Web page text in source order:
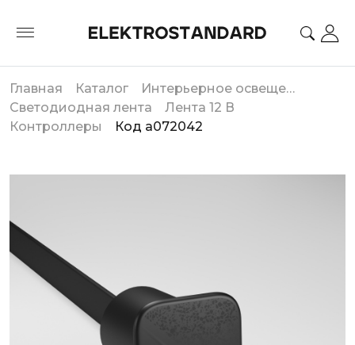
Главная Каталог
Интерьерное освещение
Светодиодная лента
Лента 12 В
Контроллеры
Код a072042